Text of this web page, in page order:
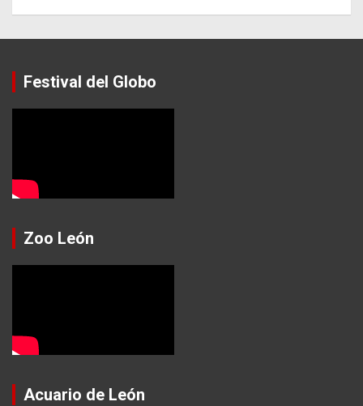
Festival del Globo
Zoo León
Acuario de León